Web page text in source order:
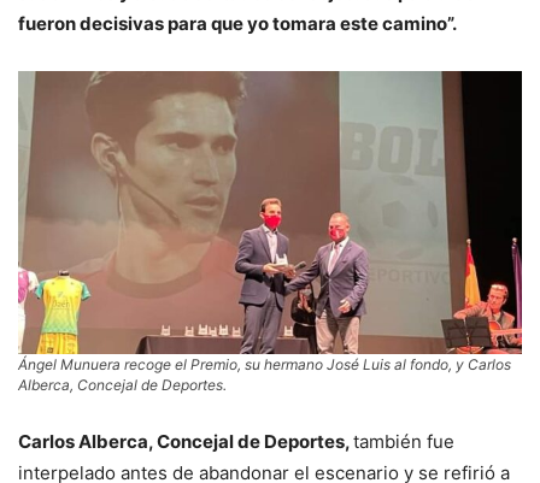
fueron decisivas para que yo tomara este camino”.
Ángel Munuera recoge el Premio, su hermano José Luis al fondo, y Carlos
Alberca, Concejal de Deportes.
Carlos Alberca, Concejal de Deportes,también fue
interpelado antes de abandonar el escenario y se refirió a